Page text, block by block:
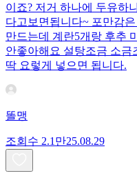
이죠? 저거 하나에 두유하
다고보면됩니다~ 포만감
만드는데 계란5개랑 후추
안좋아해요 설탕조금 소
딱 요렇게 넣으면 됩니다.
똘맹
조회수 2.1만25.08.29